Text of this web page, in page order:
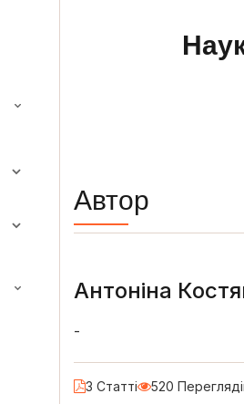
Автор
Антоніна
-
3 Статті 520